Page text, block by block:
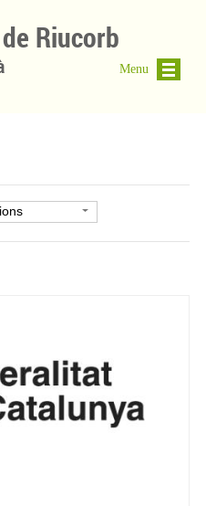
Riucorb
Menu